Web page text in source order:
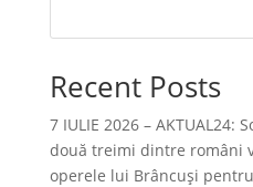
Recent Posts
7 IULIE 2026 – AKTUAL24:
două treimi dintre români
operele lui Brâncuşi